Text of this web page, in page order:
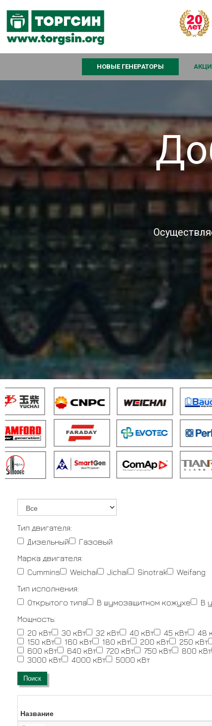
НОВЫЕ ГЕНЕРАТОРЫ
Тип двигателя:
Дизельный
Газовый
Марка двигателя:
Cummins
Weichai Jichai Sinotrak
Weifang
Тип исполнения:
Открытого типа
В шумозащитном кожухе В
Мощность:
20 кВт
30 кВт 32 кВт 40 кВт 45 кВт 48
150 кВт
160 кВт 180 кВт 200 кВт 250 кВт
600 кВт
640 кВт 720 кВт 750 кВт 800 кВт
3000 кВт
4000 кВт 5000 кВт
Поиск
Название